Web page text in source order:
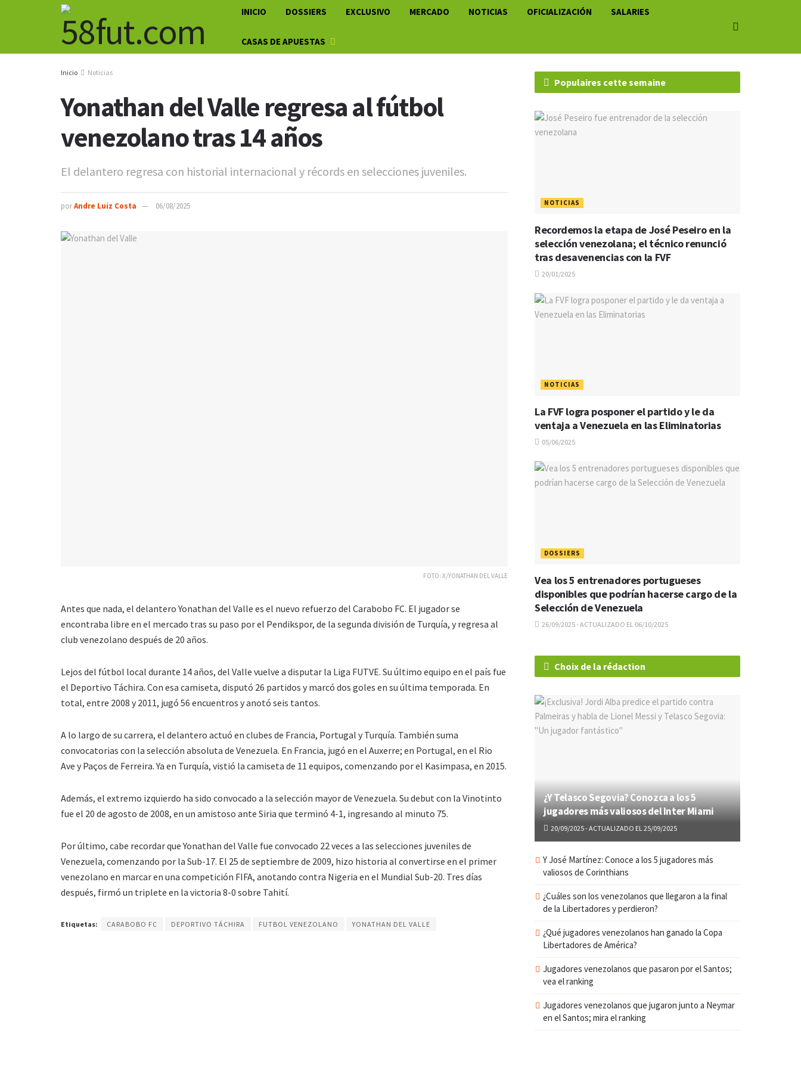
INICIO DOSSIERS EXCLUSIVO MERCADO NOTICIAS OFICIALIZACIÓN SALARIES
CASAS DE APUESTAS
Inicio Noticias
Yonathan del Valle regresa al fútbol
venezolano tras 14 años
El delantero regresa con historial internacional y récords en selecciones juveniles.
porAndre Luiz Costa 06/08/2025
FOTO: X/YONATHAN DEL VALLE
Antes que nada, el delantero Yonathan del Valle es el nuevo refuerzo del Carabobo FC. El jugador se
encontraba libre en el mercado tras su paso por el Pendikspor, de la segunda división de Turquía, y regresa al
club venezolano después de 20 años.
Lejos del fútbol local durante 14 años, del Valle vuelve a disputar la Liga FUTVE. Su último equipo en el país fue
el Deportivo Táchira. Con esa camiseta, disputó 26 partidos y marcó dos goles en su última temporada. En
total, entre 2008 y 2011, jugó 56 encuentros y anotó seis tantos.
A lo largo de su carrera, el delantero actuó en clubes de Francia, Portugal y Turquía. También suma
convocatorias con la selección absoluta de Venezuela. En Francia, jugó en el Auxerre; en Portugal, en el Rio
Ave y Paços de Ferreira. Ya en Turquía, vistió la camiseta de 11 equipos, comenzando por el Kasimpasa, en 2015.
Además, el extremo izquierdo ha sido convocado a la selección mayor de Venezuela. Su debut con la Vinotinto
fue el 20 de agosto de 2008, en un amistoso ante Siria que terminó 4-1, ingresando al minuto 75.
Por último, cabe recordar que Yonathan del Valle fue convocado 22 veces a las selecciones juveniles de
Venezuela, comenzando por la Sub-17. El 25 de septiembre de 2009, hizo historia al convertirse en el primer
venezolano en marcar en una competición FIFA, anotando contra Nigeria en el Mundial Sub-20. Tres días
después, firmó un triplete en la victoria 8-0 sobre Tahití.
Etiquetas: CARABOBO FC DEPORTIVO TÁCHIRA FUTBOL VENEZOLANO YONATHAN DEL VALLE
Populaires cette semaine
NOTICIAS
Recordemos la etapa de José Peseiro en la
selección venezolana; el técnico renunció
tras desavenencias con la FVF
20/01/2025
NOTICIAS
La FVF logra posponer el partido y le da
ventaja a Venezuela en las Eliminatorias
05/06/2025
DOSSIERS
Vea los 5 entrenadores portugueses
disponibles que podrían hacerse cargo de la
Selección de Venezuela
26/09/2025 - ACTUALIZADO EL 06/10/2025
Choix de la rédaction
¿Y Telasco Segovia? Conozca a los 5
jugadores más valiosos del Inter Miami
20/09/2025 - ACTUALIZADO EL 25/09/2025
Y José Martínez: Conoce a los 5 jugadores más
valiosos de Corinthians
¿Cuáles son los venezolanos que llegaron a la final
de la Libertadores y perdieron?
¿Qué jugadores venezolanos han ganado la Copa
Libertadores de América?
Jugadores venezolanos que pasaron por el Santos;
vea el ranking
Jugadores venezolanos que jugaron junto a Neymar
en el Santos; mira el ranking